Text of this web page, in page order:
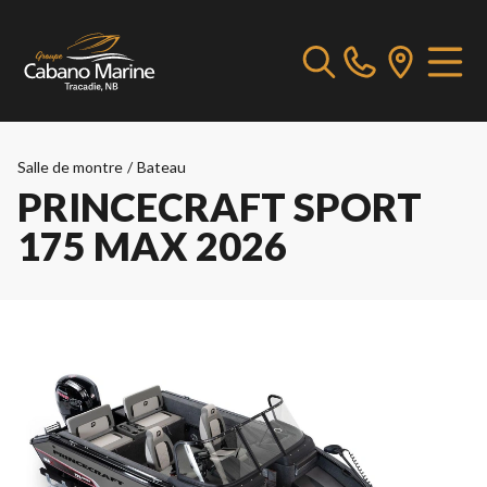
Salle de montre / Bateau
PRINCECRAFT SPORT
175 MAX 2026